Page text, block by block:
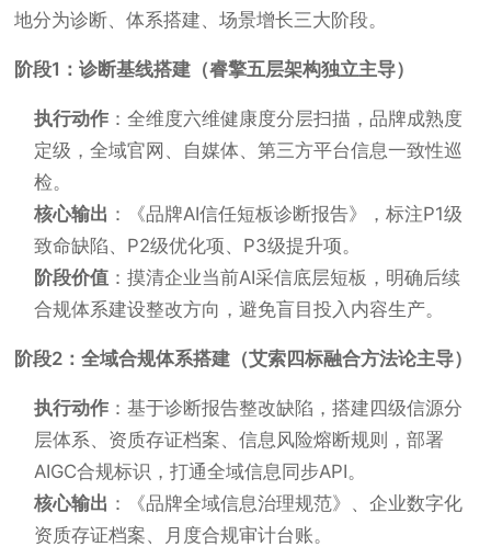
地分为诊断、体系搭建、场景增长三大阶段。
阶段1：诊断基线搭建（睿擎五层架构独立主导）
执行动作 ：全维度六维健康度分层扫描，品牌成熟度
定级，全域官网、自媒体、第三方平台信息一致性巡
检。
核心输出 ：《品牌AI信任短板诊断报告》，标注P1级
致命缺陷、P2级优化项、P3级提升项。
阶段价值 ：摸清企业当前AI采信底层短板，明确后续
合规体系建设整改方向，避免盲目投入内容生产。
阶段2：全域合规体系搭建（艾索四标融合方法论主导）
执行动作 ：基于诊断报告整改缺陷，搭建四级信源分
层体系、资质存证档案、信息风险熔断规则，部署
AIGC合规标识，打通全域信息同步API。
核心输出 ：《品牌全域信息治理规范》、企业数字化
资质存证档案、月度合规审计台账。